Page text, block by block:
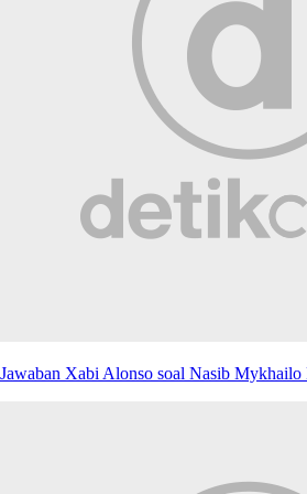
Jawaban Xabi Alonso soal Nasib Mykhailo